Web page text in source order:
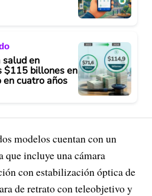
salud en
$115 billones en
cuatro años
modelos cuentan con un
que incluye una cámara
con estabilización óptica de
de retrato con teleobjetivo y